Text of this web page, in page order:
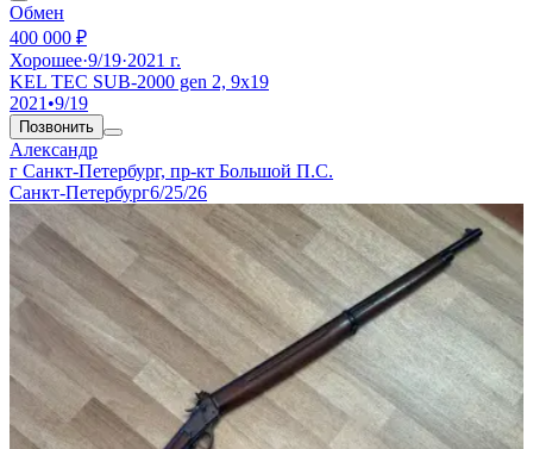
Обмен
400 000 ₽
Хорошее·9/19·2021 г.
KEL TEC SUB-2000 gen 2, 9x19
2021 •9/19
Позвонить
Александр
г Санкт-Петербург, пр-кт Большой П.С.
Санкт-Петербург6/25/26